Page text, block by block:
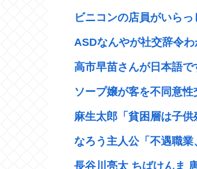
ビニコンの店員がいら
ASDなんやが社交辞令
高市早苗さんが日本語
ソープ嬢が客を不同意
麻生太郎「貧困層は子
なろう主人公「不遇職
長谷川亮太 ちばけんま